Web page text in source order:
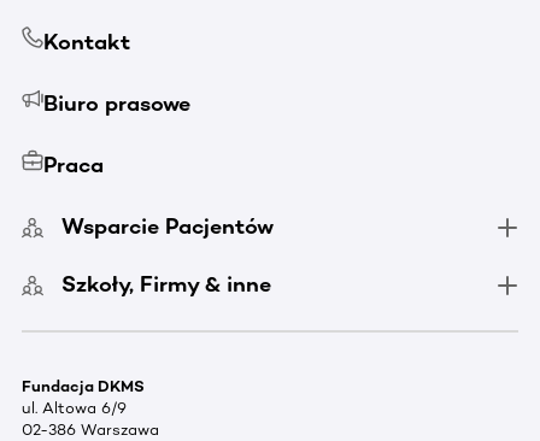
Kontakt
Biuro prasowe
Praca
Wsparcie Pacjentów
Szkoły, Firmy & inne
Fundacja DKMS
ul. Altowa 6/9
02-386 Warszawa